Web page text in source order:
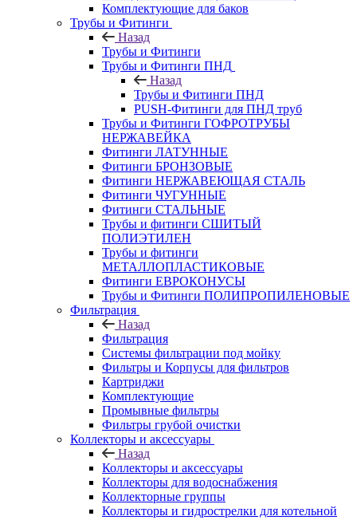
Комплектующие для баков
Трубы и Фитинги
Назад
Трубы и Фитинги
Трубы и Фитинги ПНД
Назад
Трубы и Фитинги ПНД
PUSH-Фитинги для ПНД труб
Трубы и Фитинги ГОФРОТРУБЫ
НЕРЖАВЕЙКА
Фитинги ЛАТУННЫЕ
Фитинги БРОНЗОВЫЕ
Фитинги НЕРЖАВЕЮЩАЯ СТАЛЬ
Фитинги ЧУГУННЫЕ
Фитинги СТАЛЬНЫЕ
Трубы и фитинги СШИТЫЙ
ПОЛИЭТИЛЕН
Трубы и фитинги
МЕТАЛЛОПЛАСТИКОВЫЕ
Фитинги ЕВРОКОНУСЫ
Трубы и Фитинги ПОЛИПРОПИЛЕНОВЫЕ
Фильтрация
Назад
Фильтрация
Системы фильтрации под мойку
Фильтры и Корпусы для фильтров
Картриджи
Комплектующие
Промывные фильтры
Фильтры грубой очистки
Коллекторы и аксессуары
Назад
Коллекторы и аксессуары
Коллекторы для водоснабжения
Коллекторные группы
Коллекторы и гидрострелки для котельной